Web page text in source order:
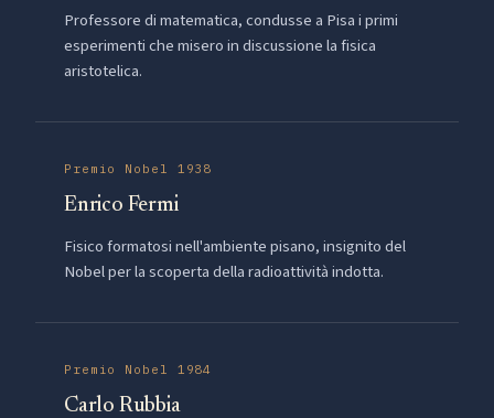
Professore di matematica, condusse a Pisa i primi
esperimenti che misero in discussione la fisica
aristotelica.
Premio Nobel 1938
Enrico Fermi
Fisico formatosi nell'ambiente pisano, insignito del
Nobel per la scoperta della radioattività indotta.
Premio Nobel 1984
Carlo Rubbia